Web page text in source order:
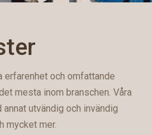
erfarenhet och omfattande
mesta inom branschen. Våra
utvändig och invändig
mycket mer.